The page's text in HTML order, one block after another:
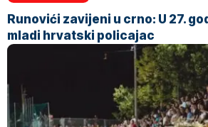
Runovići zavijeni u crno: U 27.
mladi hrvatski policajac